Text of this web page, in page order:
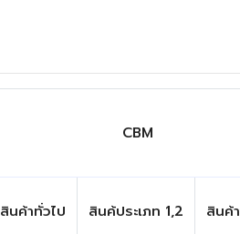
CBM
สินค้าทั่วไป สินค้ประเภท 1,2 สินค้